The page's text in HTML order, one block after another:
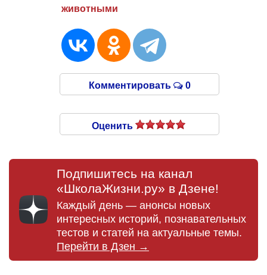
животными
Комментировать 0
Оценить
Подпишитесь на канал
«ШколаЖизни.ру» в Дзене!
Каждый день — анонсы новых
интересных историй, познавательных
тестов и статей на актуальные темы.
Перейти в Дзен →